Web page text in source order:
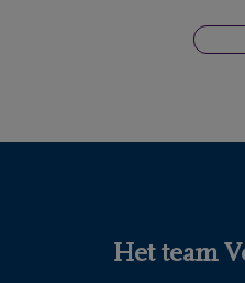
Het team